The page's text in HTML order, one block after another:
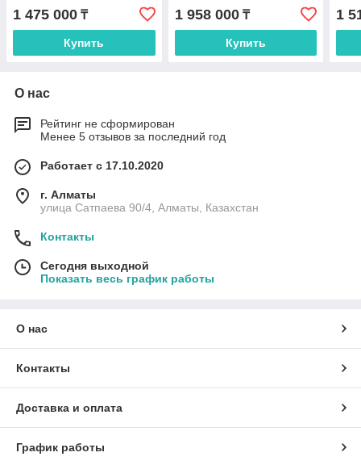
1 475 000 ₸
Купить
1 958 000₸
Купить
1
О нас
Рейтинг не сформирован
Менее 5 отзывов за последний год
Работает с 17.10.2020
г. Алматы
улица Сатпаева 90/4, Алматы, Казахстан
Контакты
Сегодня выходной
Показать весь график работы
О нас
Контакты
Доставка и оплата
График работы